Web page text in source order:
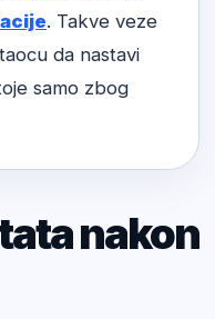
. Takve veze
da nastavi
samo zbog
nakon